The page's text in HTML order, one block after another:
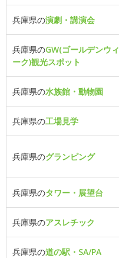
兵庫県の演劇・講演会
兵庫県のGW(ゴールデンウィ
ーク)観光スポット
兵庫県の水族館・動物園
兵庫県の工場見学
兵庫県のグランピング
兵庫県のタワー・展望台
兵庫県のアスレチック
兵庫県の道の駅・SA/PA